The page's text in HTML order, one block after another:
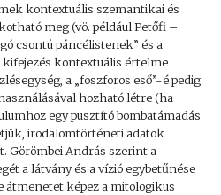
kontextuális szemantikai és
meg (vö. például Petőfi –
csontú páncélistenek” és a
kifejezés kontextuális értelme
a „foszforos eső”-é pedig
hozható létre (ha
egy pusztító bombatámadás
irodalomtörténeti adatok
Görömbei András szerint a
a látvány és a vízió egybetűnése
átmenetet képez a mitologikus